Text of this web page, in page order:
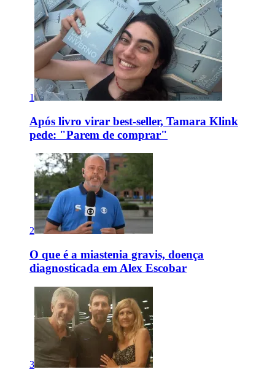
1
Após livro virar best-seller, Tamara Klink
pede: "Parem de comprar"
2
O que é a miastenia gravis, doença
diagnosticada em Alex Escobar
3